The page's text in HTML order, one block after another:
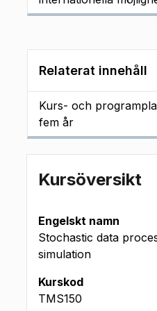
Relaterat innehåll
Kurs- och
fem år
Kursöversikt
Engelskt namn
Stochastic data
simulation
Kurskod
TMS150